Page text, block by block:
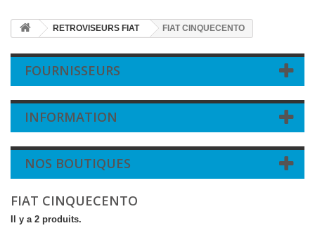
RETROVISEURS FIAT FIAT CINQUECENTO
FOURNISSEURS
INFORMATION
NOS BOUTIQUES
FIAT CINQUECENTO
Il y a 2 produits.